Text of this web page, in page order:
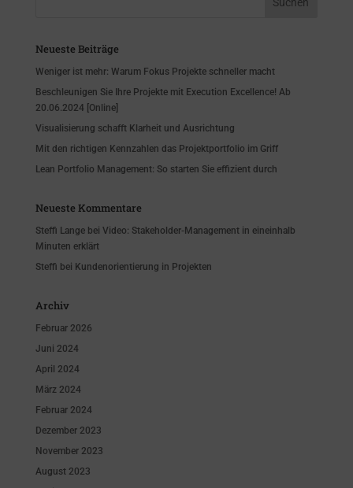
Neueste Beiträge
Weniger ist mehr: Warum Fokus Projekte schneller macht
Beschleunigen Sie Ihre Projekte mit Execution Excellence! Ab
20.06.2024 [Online]
Visualisierung schafft Klarheit und Ausrichtung
Mit den richtigen Kennzahlen das Projektportfolio im Griff
Lean Portfolio Management: So starten Sie effizient durch
Neueste Kommentare
Steffi Langebei Video: Stakeholder-Management in eineinhalb
Minuten erklärt
Steffi bei Kundenorientierung in Projekten
Archiv
Februar 2026
Juni 2024
April 2024
März 2024
Februar 2024
Dezember 2023
November 2023
August 2023